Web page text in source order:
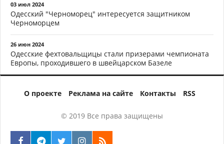
03 июл 2024
Одесский "Черноморец" интересуется защитником
Черноморцем
26 июн 2024
Одесские фехтовальщицы стали призерами чемпионата
Европы, проходившего в швейцарском Базеле
О проекте Реклама на сайте Контакты RSS
© 2019 Все права защищены